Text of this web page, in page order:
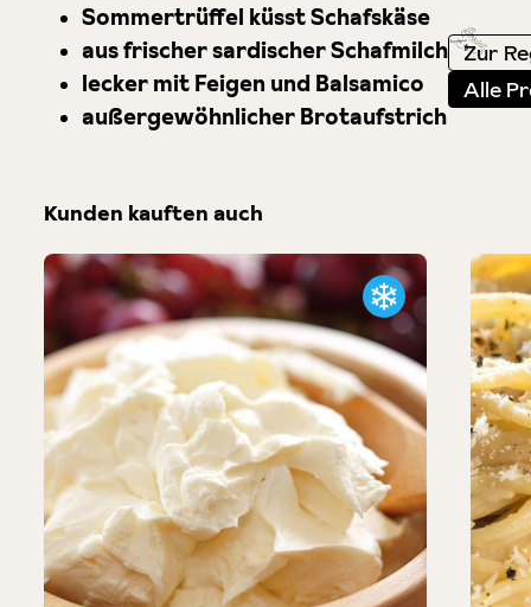
Sommertrüffel küsst Schafskäse
aus frischer sardischer Schafmilch
lecker mit Feigen und Balsamico
außergewöhnlicher Brotaufstrich
Zur
Alle
Kunden kauften auch
Produktgalerie überspringen